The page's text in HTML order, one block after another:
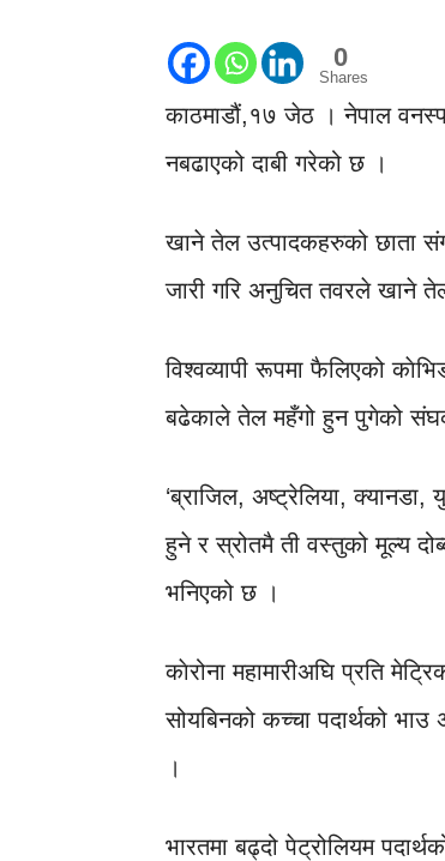
0
Shares
काठमाडौं,१७ जेठ । नेपाल
नबढाएको दाबी गरेको छ ।
खाने तेल उत्पादकहरुको छाता
जारी गरि अनुचित तवरले खाने
विश्वव्यापी रूपमा फैलिएको
बढेकाले तेल महँगो हुन पुगेको
‘ब्राजिल, अष्ट्रेलिया,
हुने र स्रोतमै ती वस्तुको मूल्‍य
भनिएको छ ।
काेरोना महामारीअघि प्रति
सोयबिनको कच्चा पदार्थको
।
भारतमा बढ्दो पेट्रोलियम